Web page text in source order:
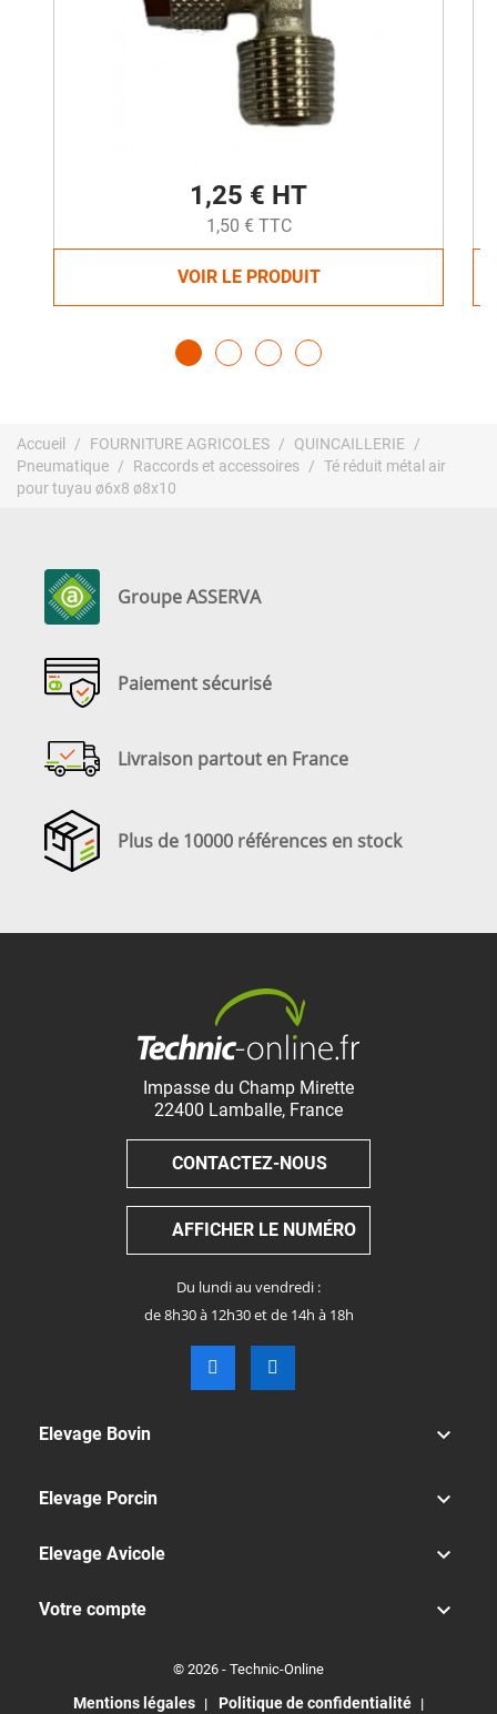
1,25 € HT
1,50 € TTC
VOIR LE PRODUIT
Accueil FOURNITURE AGRICOLES
QUINCAILLERIE
Pneumatique
Raccords et accessoires
Té réduit métal air
pour tuyau ø6x8 ø8x10
Groupe ASSERVA
Paiement sécurisé
Livraison partout en France
Plus de 10000 références en stock
Impasse du Champ Mirette
22400 Lamballe, France
CONTACTEZ-NOUS
AFFICHER LE NUMÉRO
Du lundi au vendredi :
de 8h30 à 12h30 et de 14h à 18h
Elevage Bovin 
Elevage Porcin 
Elevage Avicole 
Votre compte 
© 2026 - Technic-Online
Mentions légales Politique de confidentialité